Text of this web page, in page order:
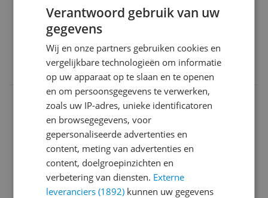
Ja, ik beveel dit product aan
0 reactiesReageer
a**1@g**l.com 06-08-2025
Algemene score
Prima!
Reviewscore 9.0
Prima apparaat, eenvoudig in gebruik, smakelijke
resultaten en geluidsarm. Makkelijk schoon te
Verantwoord gebruik van uw
gegevens
Wij en onze partners gebruiken cookies en
vergelijkbare technologieën om informatie
op uw apparaat op te slaan en te openen
en om persoonsgegevens te verwerken,
zoals uw IP-adres, unieke identificatoren
en browsegegevens, voor
gepersonaliseerde advertenties en
content, meting van advertenties en
content, doelgroepinzichten en
verbetering van diensten. Externe
leveranciers (1892) kunnen uw gegevens